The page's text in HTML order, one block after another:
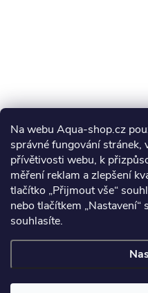
Na webu Aqua-shop.cz
správné fungování stránek,
přívětivosti webu, k
měření reklam a zlepšení
tlačítko „Přijmout vše“
nebo tlačítkem
souhlasíte.